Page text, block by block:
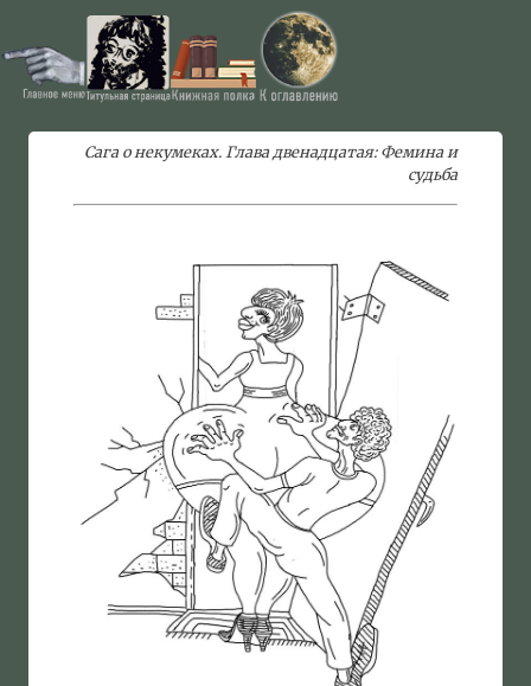
Сага о некумеках. Глава двенадцатая: Фемина и
судьба